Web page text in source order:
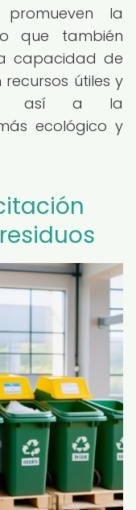
la
que también
capacidad de
útiles y
así a la
ecológico y